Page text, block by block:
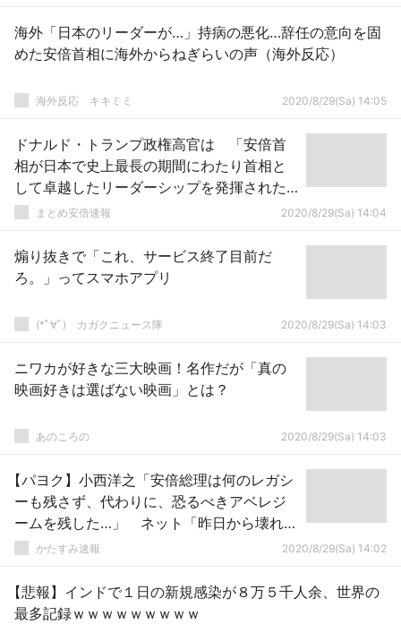
海外「日本のリーダーが…」持病の悪化…辞任の意向を固
めた安倍首相に海外からねぎらいの声（海外反応）
­海外反応 キキミミ 2020/8/29(Sa) 14:05
ドナルド・トランプ政権高官は 「安倍首
相が日本で史上最長の期間にわたり首相と
して卓越したリーダーシップを発揮された
ことを感謝する」とコメントしました。
まとめ安倍速報 2020/8/29(Sa) 14:04
煽り抜きで「これ、サービス終了目前だ
ろ。」ってスマホアプリ
(*ﾟ∀ﾟ)ゞカガクニュース隊 2020/8/29(Sa) 14:03
ニワカが好きな三大映画！名作だが「真の
映画好きは選ばない映画」とは？
あのころの 2020/8/29(Sa) 14:03
【パヨク】小西洋之「安倍総理は何のレガシ
ーも残さず、代わりに、恐るべきアベレジ
ームを残した…」 ネット「昨日から壊れて
ますね」「暇そう
かたすみ速報 2020/8/29(Sa) 14:02
【悲報】インドで１日の新規感染が８万５千人余、世界の
最多記録ｗｗｗｗｗｗｗｗｗ